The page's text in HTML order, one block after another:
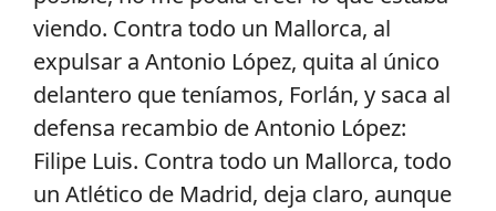
viendo. Contra todo un Mallorca, al
expulsar a Antonio López, quita al único
delantero que teníamos, Forlán, y saca al
defensa recambio de Antonio López:
Filipe Luis. Contra todo un Mallorca, todo
un Atlético de Madrid, deja claro, aunque